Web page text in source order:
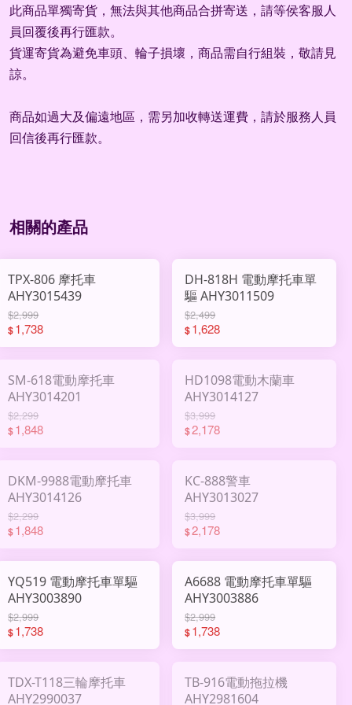
此商品單獨寄貨，無法與其他商品合拼寄送，請等侯客服人
員回覆後再行匯款。
貨運寄貨為避免車頭、輪子損壞，商品需自行組裝，敬請見
諒。
商品如過大及偏遠地區，需另加收轉送運費，請於服務人員
回信後再行匯款。
相關的產品
TPX-806 摩托車
AHY3015439
$2,999
$1,738
DH-818H 電動摩托車單
驅 AHY3011509
$2,499
$1,628
SM-618電動摩托車
AHY3014201
$2,299
$1,848
HD1098電動木蘭車
AHY3014127
$3,999
$2,178
DKM-9988電動摩托車
AHY3014126
$2,299
$1,848
KC-888警車
AHY3013027
$3,999
$2,178
YQ519 電動摩托車單驅
AHY3003890
$2,999
$1,738
A6688 電動摩托車單驅
AHY3003886
$2,999
$1,738
TDX-T118三輪摩托車
AHY2990037
TB-916電動拖拉機
AHY2981604